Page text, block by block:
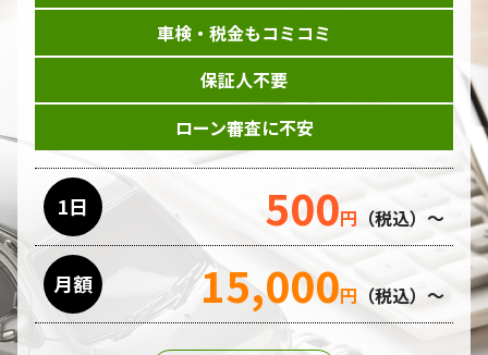
車検・税金もコミコミ
保証人不要
ローン審査に不安
1日 500円 （税込）～
月額 15,000円 （税込）～